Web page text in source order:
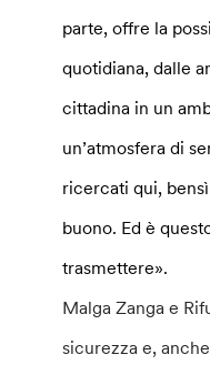
parte, offre la
quotidiana, dalle
cittadina in un
un’atmosfera di
ricercati qui,
buono. Ed è
trasmettere».
Malga Zanga e
sicurezza e,